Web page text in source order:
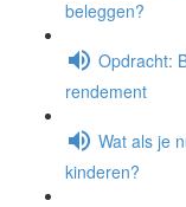
beleggen?
Opdracht:
rendement
Wat als je
kinderen?